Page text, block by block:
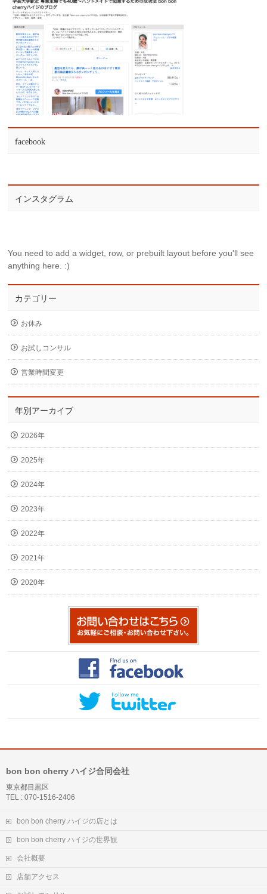
facebook
インスタグラム
You need to add a widget, row, or prebuilt layout before you'll see
anything here. :)
カテゴリー
お休み
お試しコンサル
営業時間変更
年別アーカイブ
2026年
2025年
2024年
2023年
2022年
2021年
2020年
bon bon cherry ハイジ合同会社
東京都目黒区
TEL : 070-1516-2406
bon bon cherry ハイジの店とは
bon bon cherry ハイジの世界観
会社概要
店舗アクセス